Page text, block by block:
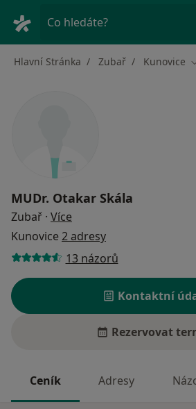
Co hledáte?
Hlavní Stránka Zubař Kunovice
MUDr. Otakar Skála
Zubař · Více
Kunovice 2 adresy
13 názorů
Kontaktní
Rezervovat
Ceník Adresy